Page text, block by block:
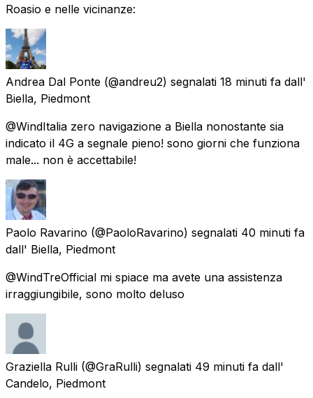
Roasio e nelle vicinanze:
Andrea Dal Ponte (@andreu2) segnalati 18 minuti fa dall'
Biella, Piedmont
@WindItalia zero navigazione a Biella nonostante sia
indicato il 4G a segnale pieno! sono giorni che funziona
male... non è accettabile!
Paolo Ravarino (@PaoloRavarino) segnalati 40 minuti fa
dall' Biella, Piedmont
@WindTreOfficial mi spiace ma avete una assistenza
irraggiungibile, sono molto deluso
Graziella Rulli (@GraRulli) segnalati 49 minuti fa dall'
Candelo, Piedmont